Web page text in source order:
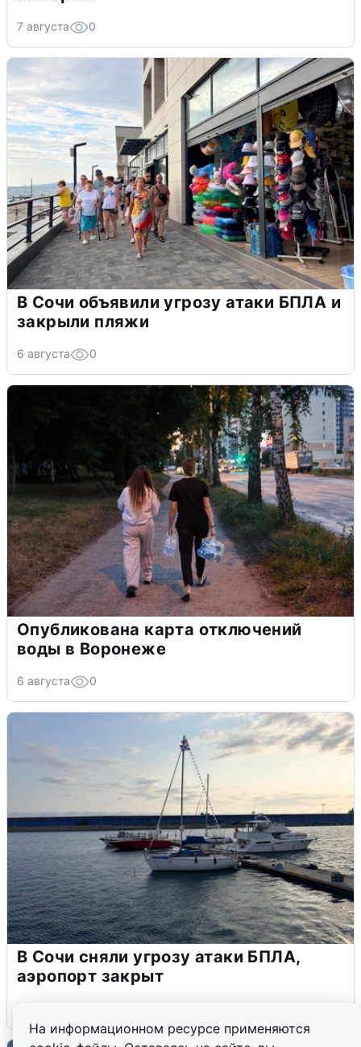
На информационном ресурсе применяются
7 августа 0
В Сочи объявили угрозу атаки БПЛА и
закрыли пляжи
6 августа 0
Опубликована карта отключений
воды в Воронеже
6 августа 0
В Сочи сняли угрозу атаки БПЛА,
аэропорт закрыт